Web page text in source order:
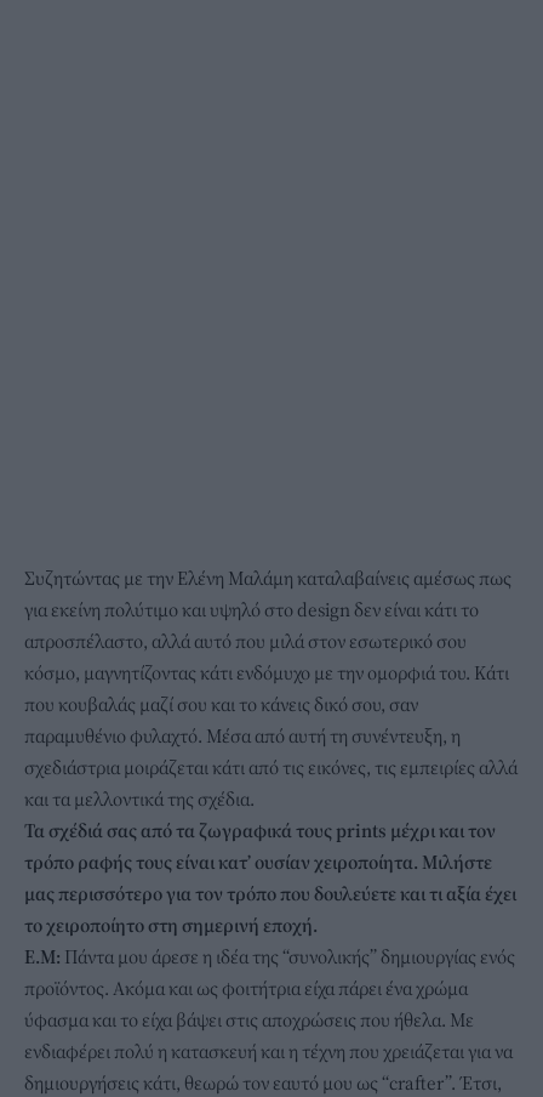
Συζητώντας με την Ελένη Μαλάμη καταλαβαίνεις αμέσως πως
για εκείνη πολύτιμο και υψηλό στο design δεν είναι κάτι το
απροσπέλαστο, αλλά αυτό που μιλά στον εσωτερικό σου
κόσμο, μαγνητίζοντας κάτι ενδόμυχο με την ομορφιά του. Κάτι
που κουβαλάς μαζί σου και το κάνεις δικό σου, σαν
παραμυθένιο φυλαχτό. Μέσα από αυτή τη συνέντευξη, η
σχεδιάστρια μοιράζεται κάτι από τις εικόνες, τις εμπειρίες αλλά
και τα μελλοντικά της σχέδια.
Τα σχέδιά σας από τα ζωγραφικά τους prints μέχρι και τον
τρόπο ραφής τους είναι κατ’ ουσίαν χειροποίητα. Μιλήστε
μας περισσότερο για τον τρόπο που δουλεύετε και τι αξία έχει
το χειροποίητο στη σημερινή εποχή.
Ε.Μ: Πάντα μου άρεσε η ιδέα της “συνολικής” δημιουργίας ενός
προϊόντος. Ακόμα και ως φοιτήτρια είχα πάρει ένα χρώμα
ύφασμα και το είχα βάψει στις αποχρώσεις που ήθελα. Με
ενδιαφέρει πολύ η κατασκευή και η τέχνη που χρειάζεται για να
δημιουργήσεις κάτι, θεωρώ τον εαυτό μου ως “crafter”. Έτσι,